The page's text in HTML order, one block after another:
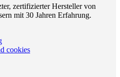
zertifizierter Hersteller von
mit 30 Jahren Erfahrung.
cookies